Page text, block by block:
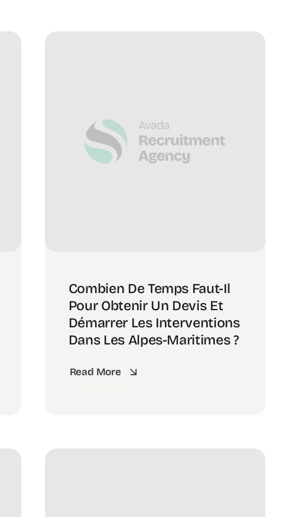
Combien De Temps Faut-Il
Pour Obtenir Un Devis Et
Démarrer Les Interventions
Dans Les Alpes-Maritimes ?
Read More